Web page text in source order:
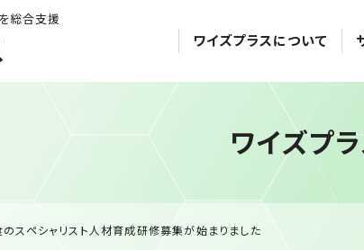
総合支援
食
ル
ワイズプラスについて
ワイズプ
のスペシャリスト人材育成研修募集が始まりました